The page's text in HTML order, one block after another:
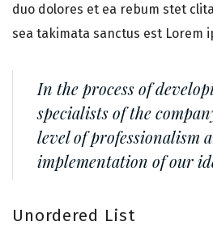
duo dolores et ea rebum stet
sea takimata sanctus est Lorem
In the process of
specialists of the
level of professionalism
implementation of our
Unordered List